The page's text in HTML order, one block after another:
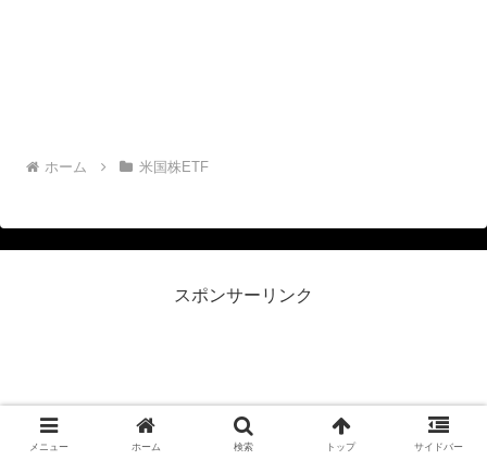
ホーム 米国株ETF
スポンサーリンク
リーマン侍＠米国株投資
プライバシーポリシー お問い合わせフォーム
メニュー ホーム 検索 トップ サイドバー